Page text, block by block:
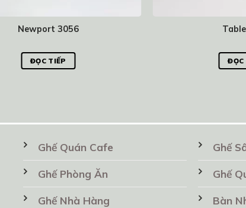
Newport 3056
ĐỌC TIẾP ĐỌC
Ghế Quán Cafe
Ghế Phòng Ăn
Ghế Nhà Hàng
Ghế
Ghế
Bàn